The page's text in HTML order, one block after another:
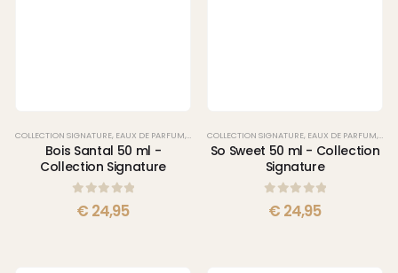
COLLECTION SIGNATURE, EAUX DE PARFUM, PARFUMS
Bois Santal 50 ml -
Collection Signature
sur 5
€ 24,95
COLLECTION SIGNATURE, EAUX DE PARFUM,
So Sweet 50 ml - Collection
Signature
sur 5
€ 24,95